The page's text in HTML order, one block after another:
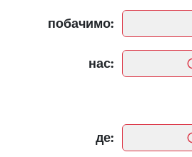
побачимо:
нас:
де: